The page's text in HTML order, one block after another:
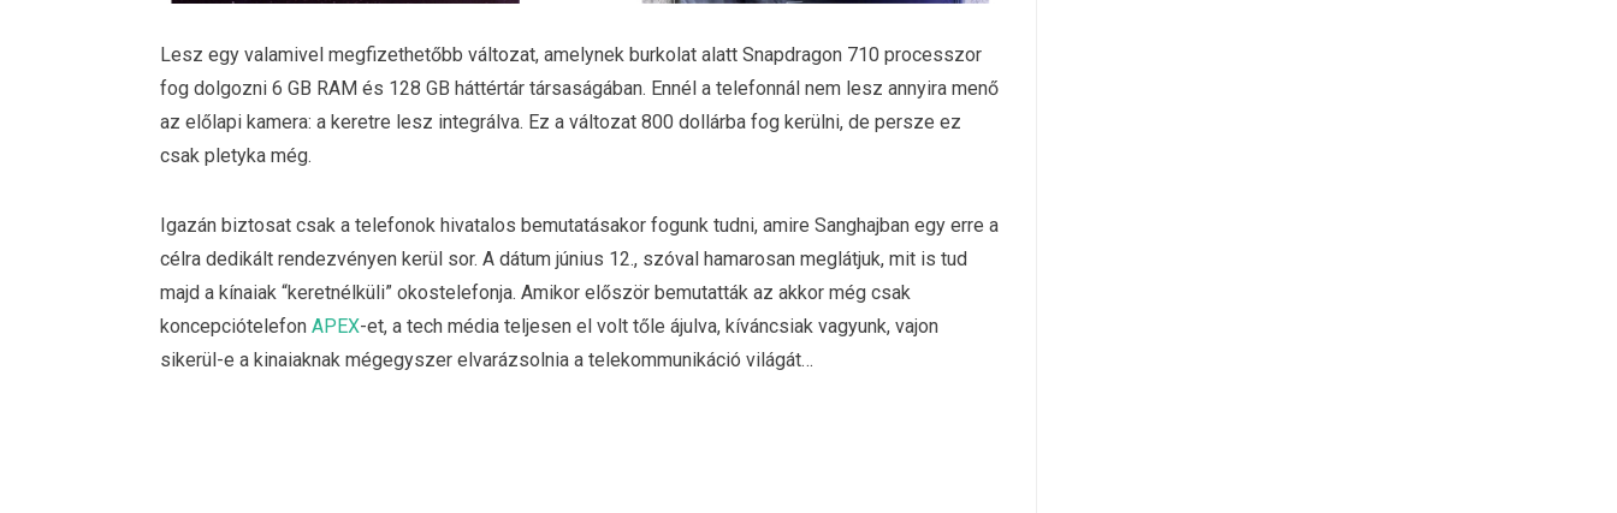
Lesz egy valamivel megfizethetőbb változat, amelynek burkolat alatt Snapdragon 710 processzor
fog dolgozni 6 GB RAM és 128 GB háttértár társaságában. Ennél a telefonnál nem lesz annyira menő
az előlapi kamera: a keretre lesz integrálva. Ez a változat 800 dollárba fog kerülni, de persze ez
csak pletyka még.
Igazán biztosat csak a telefonok hivatalos bemutatásakor fogunk tudni, amire Sanghajban egy erre a
célra dedikált rendezvényen kerül sor. A dátum június 12., szóval hamarosan meglátjuk, mit is tud
majd a kínaiak “keretnélküli” okostelefonja. Amikor először bemutatták az akkor még csak
koncepciótelefon APEX-et, a tech média teljesen el volt tőle ájulva, kíváncsiak vagyunk, vajon
sikerül-e a kinaiaknak mégegyszer elvarázsolnia a telekommunikáció világát…